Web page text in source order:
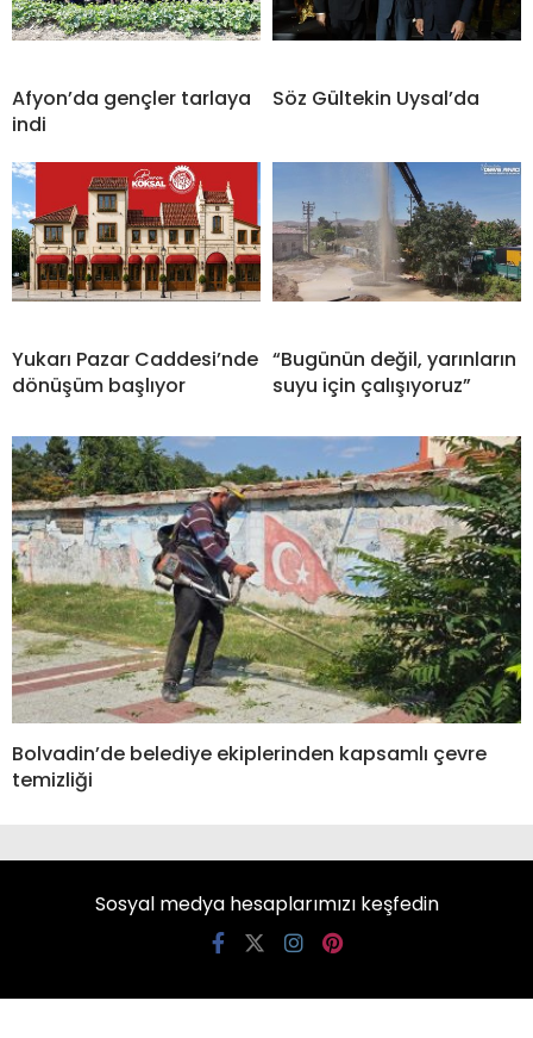
Afyon’da gençler tarlaya
indi
Söz Gültekin Uysal’da
Yukarı Pazar Caddesi’nde
dönüşüm başlıyor
“Bugünün değil, yarınların
suyu için çalışıyoruz”
Bolvadin’de belediye ekiplerinden kapsamlı çevre
temizliği
Sosyal medya hesaplarımızı keşfedin